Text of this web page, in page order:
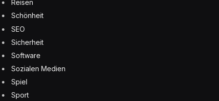
Reisen
Schönheit
SEO
Sicherheit
Software
Sozialen Medien
Spiel
Sport